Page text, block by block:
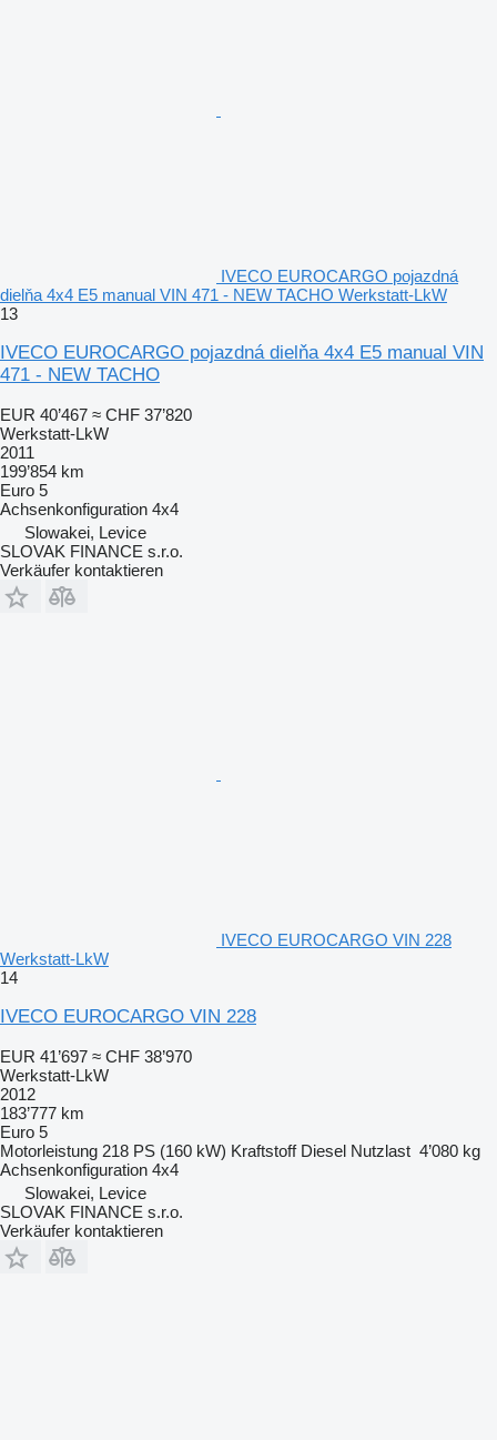
IVECO EUROCARGO pojazdná
dielňa 4x4 E5 manual VIN 471 - NEW TACHO Werkstatt-LkW
13
IVECO EUROCARGO pojazdná dielňa 4x4 E5 manual VIN
471 - NEW TACHO
EUR 40’467 ≈ CHF 37’820
Werkstatt-LkW
2011
199’854 km
Euro 5
Achsenkonfiguration 4x4
Slowakei, Levice
SLOVAK FINANCE s.r.o.
Verkäufer kontaktieren
IVECO EUROCARGO VIN 228
Werkstatt-LkW
14
IVECO EUROCARGO VIN 228
EUR 41’697 ≈ CHF 38’970
Werkstatt-LkW
2012
183’777 km
Euro 5
Motorleistung 218 PS (160 kW) Kraftstoff Diesel Nutzlast 4’080 kg
Achsenkonfiguration 4x4
Slowakei, Levice
SLOVAK FINANCE s.r.o.
Verkäufer kontaktieren